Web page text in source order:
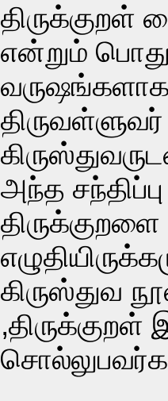
என்றும்
அந்த
கிருஸ்துவ